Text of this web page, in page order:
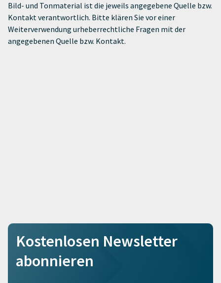
Bild- und Tonmaterial ist die jeweils angegebene Quelle bzw.
Kontakt verantwortlich. Bitte klären Sie vor einer
Weiterverwendung urheberrechtliche Fragen mit der
angegebenen Quelle bzw. Kontakt.
Kostenlosen Newsletter
abonnieren